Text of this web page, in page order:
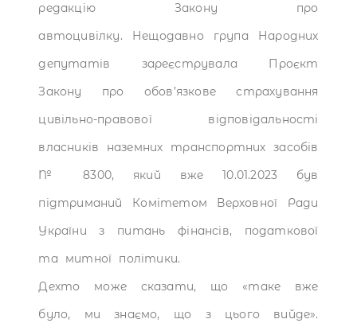
редакцію Закону про
автоцивілку. Нещодавно група Народних
депутатів зареєструвала Проєкт
Закону про обов’язкове страхування
цивільно-правової відповідальності
власників наземних транспортних засобів
№ 8300, який вже 10.01.2023 був
підтриманий Комітетом Верховної Ради
України з питань фінансів, податкової
та митної політики.
Дехто може сказати, що «таке вже
було, ми знаємо, що з цього вийде».